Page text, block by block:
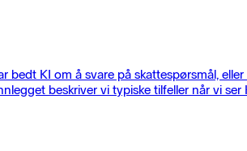
KI om å svare på skattespørsmål,
beskriver vi typiske tilfeller når vi